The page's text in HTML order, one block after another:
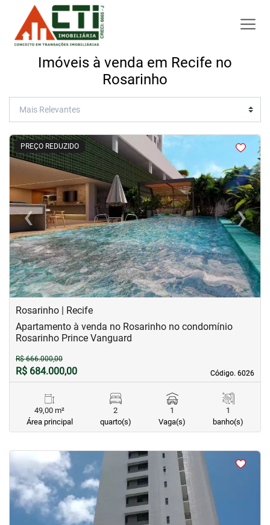
Imóveis à venda em Recife no
Rosarinho
PREÇO REDUZIDO
<<<<
‹Previous ›Next
Rosarinho | Recife
Código. 6026
Código. 6026
Apartamento à venda no Rosarinho no condomínio
Rosarinho Prince Vanguard
R$ 666.000,00
R$ 684.000,00
49,00 m²
Área principal
2
quarto(s)
1
Vaga(s)
1
banho(s)
<<<